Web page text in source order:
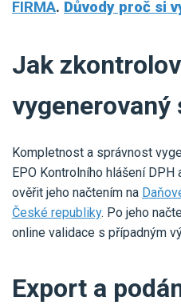
FIRMA. Důvody proč si
Jak
vygenerovaný
Kompletnost a správnost
EPO Kontrolního hlášení
ověřit jeho načtením na
České republiky. Po jeho
online validace s případným
Export a